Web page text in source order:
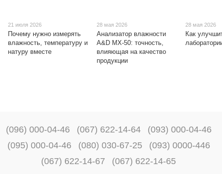
21 июля 2026
Почему нужно измерять
влажность, температуру и
натуру вместе
28 мая 2026
Анализатор влажности
A&D MX-50: точность,
влияющая на качество
продукции
28 мая 2026
Как
(096) 000-04-46 (067) 622-14-64
(093) 000-04-46
(095) 000-04-46
(080) 030-67-25
(093) 0000-446
(067) 622-14-67
(067) 622-14-65